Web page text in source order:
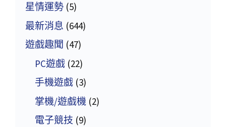
星情運勢 (5)
最新消息 (644)
遊戲趣聞 (47)
PC遊戲 (22)
手機遊戲 (3)
掌機/遊戲機 (2)
電子競技 (9)